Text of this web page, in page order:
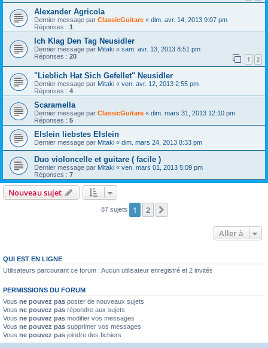
Alexander Agricola
Dernier message par ClassicGuitare « dim. avr. 14, 2013 9:07 pm
Réponses : 1
Ich Klag Den Tag Neusidler
Dernier message par Mitaki « sam. avr. 13, 2013 8:51 pm
Réponses : 20 1 2
"Lieblich Hat Sich Gefellet" Neusidler
Dernier message par Mitaki « ven. avr. 12, 2013 2:55 pm
Réponses : 4
Scaramella
Dernier message par ClassicGuitare « dim. mars 31, 2013 12:10 pm
Réponses : 5
Elslein liebstes Elslein
Dernier message par Mitaki « dim. mars 24, 2013 8:33 pm
Duo violoncelle et guitare ( facile )
Dernier message par Mitaki « ven. mars 01, 2013 5:09 pm
Réponses : 7
Nouveau sujet
87 sujets 1 2
Aller à
QUI EST EN LIGNE
Utilisateurs parcourant ce forum : Aucun utilisateur enregistré et 2 invités
PERMISSIONS DU FORUM
Vous ne pouvez pas poster de nouveaux sujets
Vous ne pouvez pas répondre aux sujets
Vous ne pouvez pas modifier vos messages
Vous ne pouvez pas supprimer vos messages
Vous ne pouvez pas joindre des fichiers